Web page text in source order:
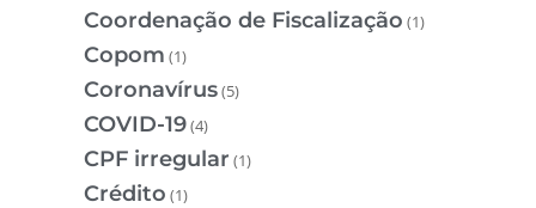
Coordenação de Fiscalização (1)
Copom (1)
Coronavírus(5)
COVID-19(4)
CPF irregular (1)
Crédito (1)